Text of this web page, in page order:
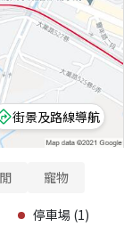
街景及路線導航
寵物
停車場 (1)